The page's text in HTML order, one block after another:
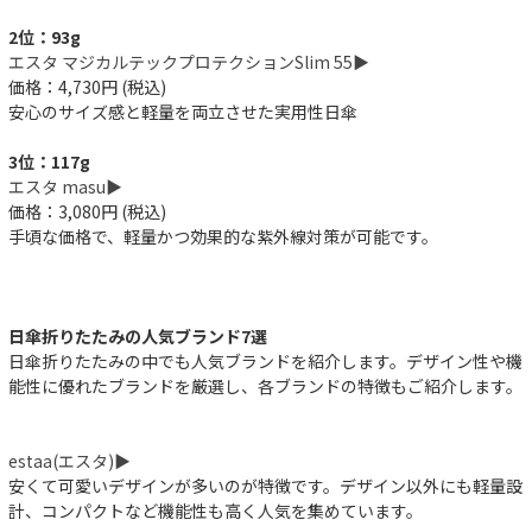
2位：93g
エスタ マジカルテックプロテクションSlim 55▶︎
価格：4,730円 (税込)
安心のサイズ感と軽量を両立させた実用性日傘
3位：117g
エスタ masu▶︎
価格：3,080円 (税込)
手頃な価格で、軽量かつ効果的な紫外線対策が可能です。
日傘折りたたみの人気ブランド7選
日傘折りたたみの中でも人気ブランドを紹介します。デザイン性や機
能性に優れたブランドを厳選し、各ブランドの特徴もご紹介します。
estaa(エスタ)▶︎
安くて可愛いデザインが多いのが特徴です。デザイン以外にも軽量設
計、コンパクトなど機能性も高く人気を集めています。